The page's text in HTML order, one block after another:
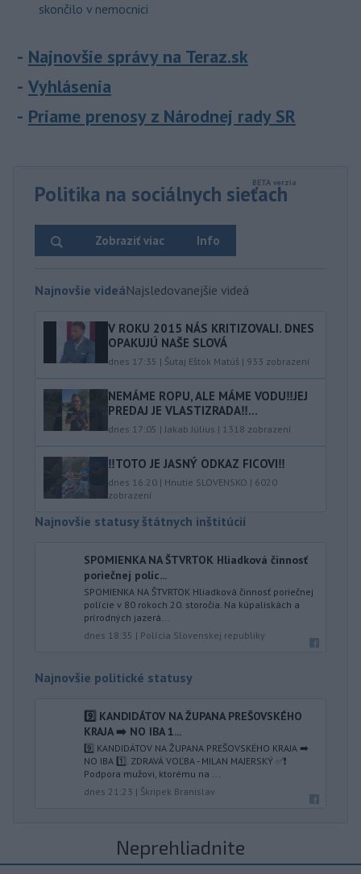
skončilo v nemocnici
Najnovšie správy na Teraz.sk
Vyhlásenia
Priame prenosy z Národnej rady SR
Politika na sociálnych sieťach
Info
Zobraziť viac
Najnovšie videáNajsledovanejšie videá
V ROKU 2015 NÁS KRITIZOVALI. DNES
OPAKUJÚ NAŠE SLOVÁ
dnes 17:35 | Šutaj Eštok Matúš | 933 zobrazení
NEMÁME ROPU, ALE MÁME VODU‼️JEJ
PREDAJ JE VLASTIZRADA‼️...
dnes 17:05 |Jakab Július | 1318 zobrazení
‼️TOTO JE JASNÝ ODKAZ FICOVI‼️
dnes 16:20 | Hnutie SLOVENSKO | 6020
zobrazení
Najnovšie statusy štátnych inštitúcií
SPOMIENKA NA ŠTVRTOK Hliadková činnosť
poriečnej políc...
SPOMIENKA NA ŠTVRTOK Hliadková činnosť poriečnej
polície v 80 rokoch 20. storočia. Na kúpaliskách a
prírodných jazerá...
dnes 18:35 | Polícia Slovenskej republiky
Najnovšie politické statusy
9️⃣ KANDIDÁTOV NA ŽUPANA PREŠOVSKÉHO
KRAJA ➡️ NO IBA 1️...
9️⃣ KANDIDÁTOV NA ŽUPANA PREŠOVSKÉHO KRAJA ➡️
NO IBA 1️⃣. ZDRAVÁ VOĽBA - MILAN MAJERSKÝ ✅️❗️
Podpora mužovi, ktorému na ...
dnes 21:23 | Škripek Branislav
Neprehliadnite